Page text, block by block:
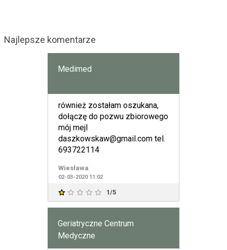
Najlepsze komentarze
Medimed
również zostałam oszukana,
dołączę do pozwu zbiorowego
mój mejl
daszkowskaw@gmail.com tel.
693722114
Wiesława
02-03-2020 11:02
1/5
Geriatryczne Centrum
Medyczne